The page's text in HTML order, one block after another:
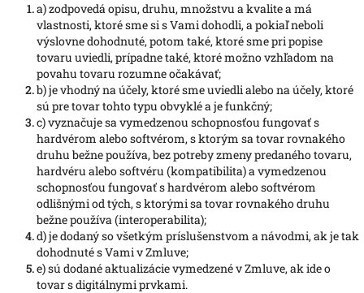
a)zodpovedá opisu, druhu, množstvu a kvalite a má
vlastnosti, ktoré sme si s Vami dohodli, a pokiaľ neboli
výslovne dohodnuté, potom také, ktoré sme pri popise
tovaru uviedli, prípadne také, ktoré možno vzhľadom na
povahu tovaru rozumne očakávať;
b)je vhodný na účely, ktoré sme uviedli alebo na účely, ktoré
sú pre tovar tohto typu obvyklé a je funkčný;
c)vyznačuje sa vymedzenou schopnosťou fungovať s
hardvérom alebo softvérom, s ktorým sa tovar rovnakého
druhu bežne používa, bez potreby zmeny predaného tovaru,
hardvéru alebo softvéru (kompatibilita) a vymedzenou
schopnosťou fungovať s hardvérom alebo softvérom
odlišnými od tých, s ktorými sa tovar rovnakého druhu
bežne používa (interoperabilita);
d)je dodaný so všetkým príslušenstvom a návodmi, ak je tak
dohodnuté s Vami v Zmluve;
e)sú dodané aktualizácie vymedzené v Zmluve, ak ide o
tovar s digitálnymi prvkami.